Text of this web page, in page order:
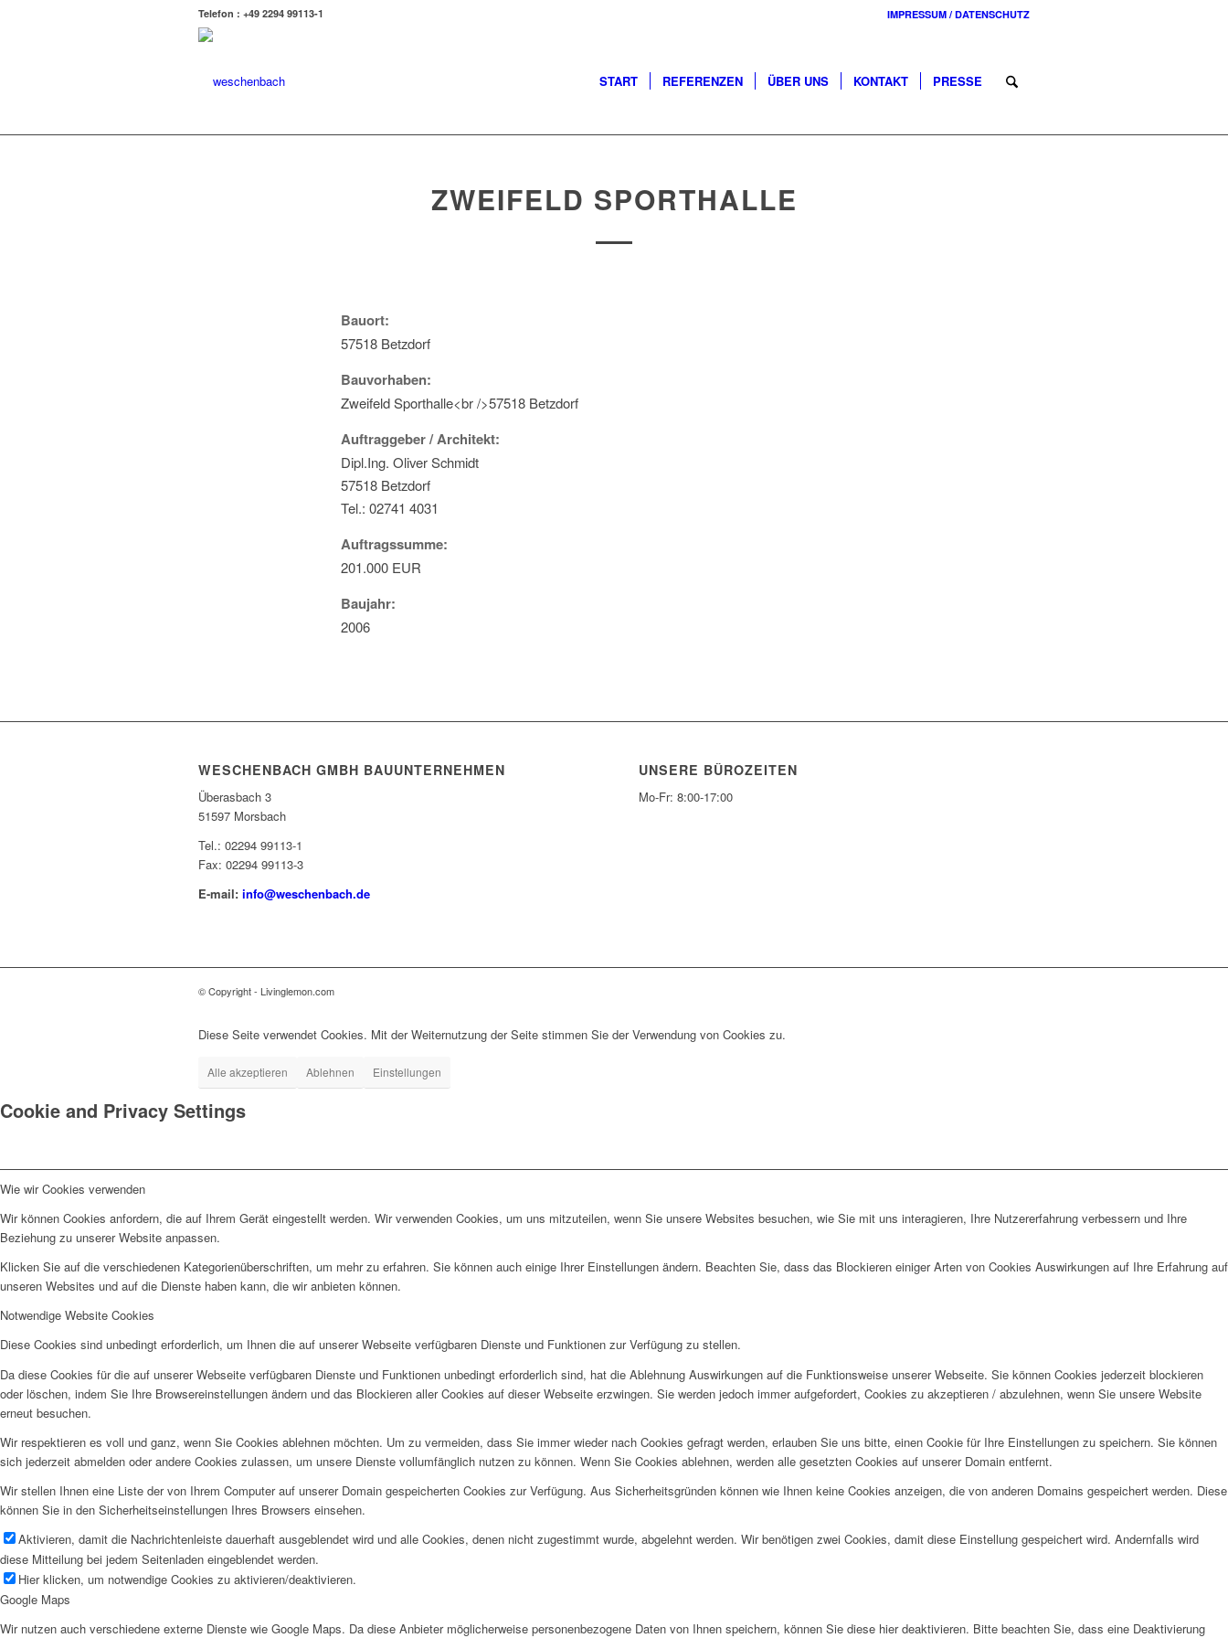
IMPRESSUM / DATENSCHUTZ
Telefon : +49 2294 99113-1
START REFERENZEN ÜBER UNS KONTAKT PRESSE
ZWEIFELD SPORTHALLE
Bauort:
57518 Betzdorf
Bauvorhaben:
Zweifeld Sporthalle<br />57518 Betzdorf
Auftraggeber / Architekt:
Dipl.Ing. Oliver Schmidt
57518 Betzdorf
Tel.: 02741 4031
Auftragssumme:
201.000 EUR
Baujahr:
2006
WESCHENBACH GMBH BAUUNTERNEHMEN
Überasbach 3
51597 Morsbach
Tel.: 02294 99113-1
Fax: 02294 99113-3
E-mail: info@weschenbach.de
UNSERE BÜROZEITEN
Mo-Fr: 8:00-17:00
© Copyright - Livinglemon.com
Diese Seite verwendet Cookies. Mit der Weiternutzung der Seite stimmen Sie der Verwendung von Cookies zu.
Alle akzeptieren Ablehnen Einstellungen
Cookie and Privacy Settings
Wie wir Cookies verwenden
Wir können Cookies anfordern, die auf Ihrem Gerät eingestellt werden. Wir verwenden Cookies, um uns mitzuteilen, wenn Sie unsere Websites besuchen, wie Sie mit uns interagieren, Ihre Nutzererfahrung verbessern und Ihre
Beziehung zu unserer Website anpassen.
Klicken Sie auf die verschiedenen Kategorienüberschriften, um mehr zu erfahren. Sie können auch einige Ihrer Einstellungen ändern. Beachten Sie, dass das Blockieren einiger Arten von Cookies Auswirkungen auf Ihre Erfahrung auf
unseren Websites und auf die Dienste haben kann, die wir anbieten können.
Notwendige Website Cookies
Diese Cookies sind unbedingt erforderlich, um Ihnen die auf unserer Webseite verfügbaren Dienste und Funktionen zur Verfügung zu stellen.
Da diese Cookies für die auf unserer Webseite verfügbaren Dienste und Funktionen unbedingt erforderlich sind, hat die Ablehnung Auswirkungen auf die Funktionsweise unserer Webseite. Sie können Cookies jederzeit blockieren
oder löschen, indem Sie Ihre Browsereinstellungen ändern und das Blockieren aller Cookies auf dieser Webseite erzwingen. Sie werden jedoch immer aufgefordert, Cookies zu akzeptieren / abzulehnen, wenn Sie unsere Website
erneut besuchen.
Wir respektieren es voll und ganz, wenn Sie Cookies ablehnen möchten. Um zu vermeiden, dass Sie immer wieder nach Cookies gefragt werden, erlauben Sie uns bitte, einen Cookie für Ihre Einstellungen zu speichern. Sie können
sich jederzeit abmelden oder andere Cookies zulassen, um unsere Dienste vollumfänglich nutzen zu können. Wenn Sie Cookies ablehnen, werden alle gesetzten Cookies auf unserer Domain entfernt.
Wir stellen Ihnen eine Liste der von Ihrem Computer auf unserer Domain gespeicherten Cookies zur Verfügung. Aus Sicherheitsgründen können wie Ihnen keine Cookies anzeigen, die von anderen Domains gespeichert werden. Diese
können Sie in den Sicherheitseinstellungen Ihres Browsers einsehen.
Aktivieren, damit die Nachrichtenleiste dauerhaft ausgeblendet wird und alle Cookies, denen nicht zugestimmt wurde, abgelehnt werden. Wir benötigen zwei Cookies, damit diese Einstellung gespeichert wird. Andernfalls wird
diese Mitteilung bei jedem Seitenladen eingeblendet werden.
Hier klicken, um notwendige Cookies zu aktivieren/deaktivieren.
Google Maps
Wir nutzen auch verschiedene externe Dienste wie Google Maps. Da diese Anbieter möglicherweise personenbezogene Daten von Ihnen speichern, können Sie diese hier deaktivieren. Bitte beachten Sie, dass eine Deaktivierung